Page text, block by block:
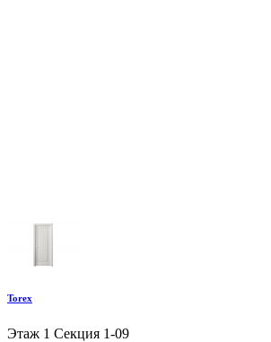
Torex
Этаж 1 Секция 1-09